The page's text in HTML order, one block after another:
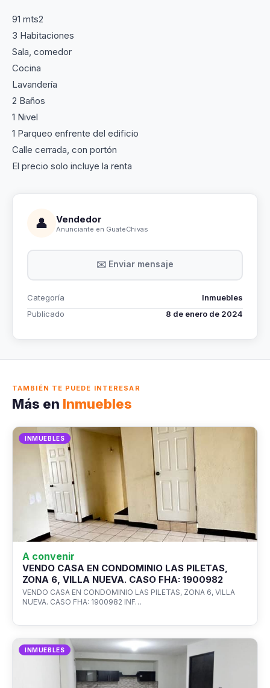
91 mts2
3 Habitaciones
Sala, comedor
Cocina
Lavandería
2 Baños
1 Nivel
1 Parqueo enfrente del edificio
Calle cerrada, con portón
El precio solo incluye la renta
👤 Vendedor
Anunciante en GuateChivas
✉️ Enviar mensaje
Categoría
Inmuebles
Publicado
8 de enero de 2024
TAMBIÉN TE PUEDE INTERESAR
Más en Inmuebles
INMUEBLES
A convenir
VENDO CASA EN CONDOMINIO LAS PILETAS,
ZONA 6, VILLA NUEVA. CASO FHA: 1900982
VENDO CASA EN CONDOMINIO LAS PILETAS, ZONA 6, VILLA
NUEVA. CASO FHA: 1900982 INF…
INMUEBLES